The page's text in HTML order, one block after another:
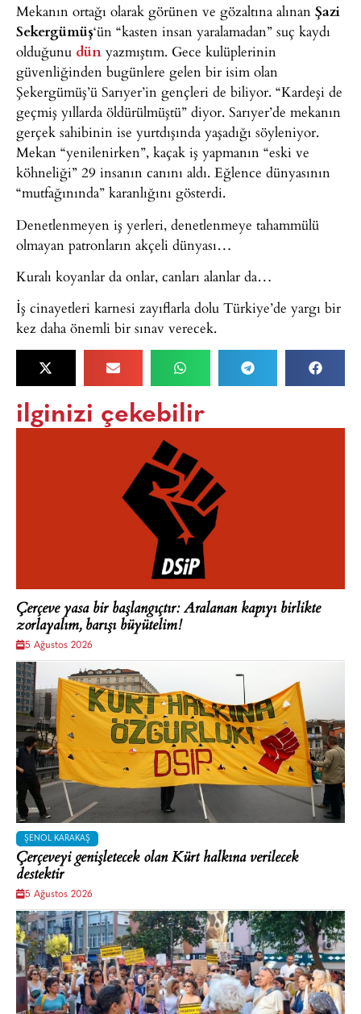
Mekanın ortağı olarak görünen ve gözaltına alınan Şazi
Sekergümüş‘ün “kasten insan yaralamadan” suç kaydı
olduğunu dün yazmıştım. Gece kulüplerinin
güvenliğinden bugünlere gelen bir isim olan
Şekergümüş’ü Sarıyer’in gençleri de biliyor. “Kardeşi de
geçmiş yıllarda öldürülmüştü” diyor. Sarıyer’de mekanın
gerçek sahibinin ise yurtdışında yaşadığı söyleniyor.
Mekan “yenilenirken”, kaçak iş yapmanın “eski ve
köhneliği” 29 insanın canını aldı. Eğlence dünyasının
“mutfağınında” karanlığını gösterdi.
Denetlenmeyen iş yerleri, denetlenmeye tahammülü
olmayan patronların akçeli dünyası…
Kuralı koyanlar da onlar, canları alanlar da…
İş cinayetleri karnesi zayıflarla dolu Türkiye’de yargı bir
kez daha önemli bir sınav verecek.
ilginizi çekebilir
Çerçeve yasa bir başlangıçtır: Aralanan kapıyı birlikte
zorlayalım, barışı büyütelim!
5 Ağustos 2026
ŞENOL KARAKAŞ
Çerçeveyi genişletecek olan Kürt halkına verilecek
destektir
5 Ağustos 2026